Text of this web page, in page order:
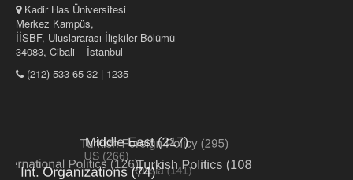
Kadir Has Üniversitesi
Merkez Kampüs,
İİSBF, Uluslararası İlişkiler Bölümü
34083, Cibali – İstanbul
(212) 533 65 32 | 1235